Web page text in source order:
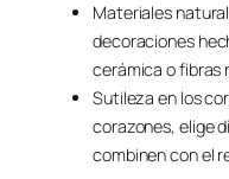
Materiales
decoraciones
cerámica o fibras
Sutileza en los
corazones, elige
combinen con el